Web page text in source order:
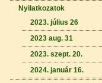
Nyilatkozatok
2023. július 26
2023 aug. 31
2023. szept. 20.
2024. január 16.